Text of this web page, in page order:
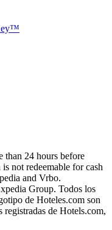
than 24 hours before
not redeemable for cash
and Vrbo.
Group. Todos los
de Hoteles.com son
registradas de Hotels.com,